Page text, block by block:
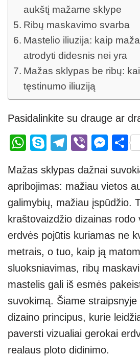
aukštį mažame sklype
Ribų maskavimo svarba
Mastelio iliuzija: kaip
atrodyti didesnis nei yra
Mažas sklypas be ribų:
tęstinumo iliuziją
Pasidalinkite su drauge ar
W
at
s
A
p
p
S
p
e
T
e
gr
a
m
Vi
er
M
ss
e
n
g
er
S
e
Mažas sklypas dažnai
apribojimas: mažiau vietos
galimybių, mažiau įspūdžio.
kraštovaizdžio dizainas rodo
erdvės pojūtis kuriamas ne
metrais, o tuo, kaip ją
sluoksniavimas, ribų
mastelis gali iš esmės
suvokimą. Šiame
dizaino principus, kurie
paversti vizualiai gerokai
realaus ploto didinimo.